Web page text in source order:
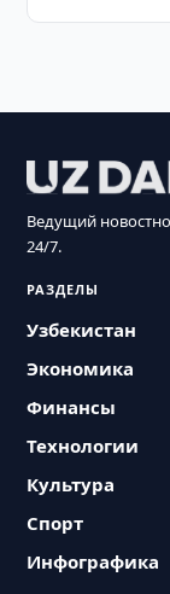
Ведущий
24/7.
РАЗДЕЛЫ
Узбекистан
Экономика
Финансы
Технологии
Культура
Спорт
Инфографика